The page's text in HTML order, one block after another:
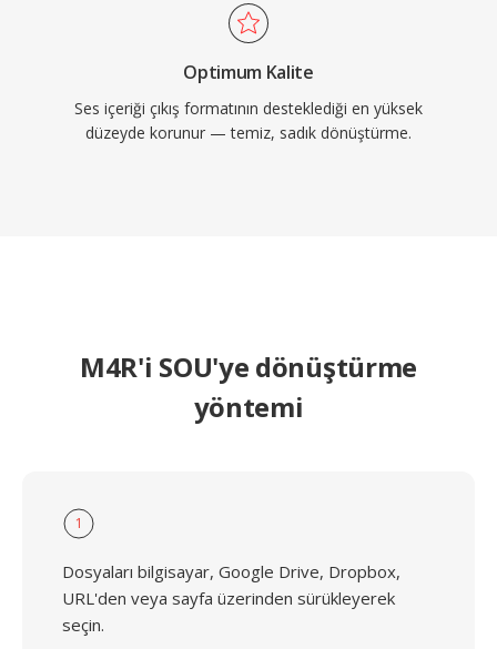
Optimum Kalite
Ses içeriği çıkış formatının desteklediği en yüksek
düzeyde korunur — temiz, sadık dönüştürme.
M4R'i SOU'ye dönüştürme
yöntemi
1
Dosyaları bilgisayar, Google Drive, Dropbox,
URL'den veya sayfa üzerinden sürükleyerek
seçin.